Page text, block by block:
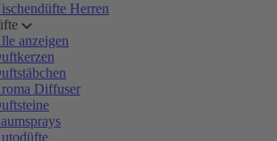
Herren
anzeigen
Diffuser